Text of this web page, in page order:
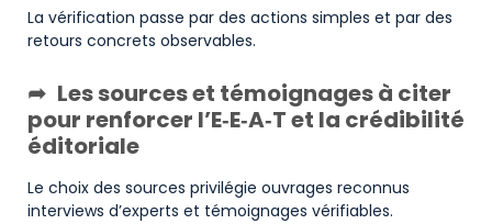
La vérification passe par des actions simples et par des
retours concrets observables.
Les sources et témoignages à citer
pour renforcer l’E‑E‑A‑T et la crédibilité
éditoriale
Le choix des sources privilégie ouvrages reconnus
interviews d’experts et témoignages vérifiables.